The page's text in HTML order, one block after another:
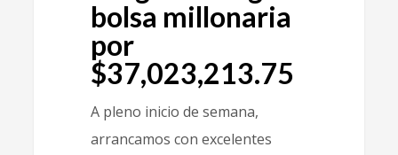
bolsa millonaria
por
$37,023,213.75
A pleno inicio de semana,
arrancamos con excelentes